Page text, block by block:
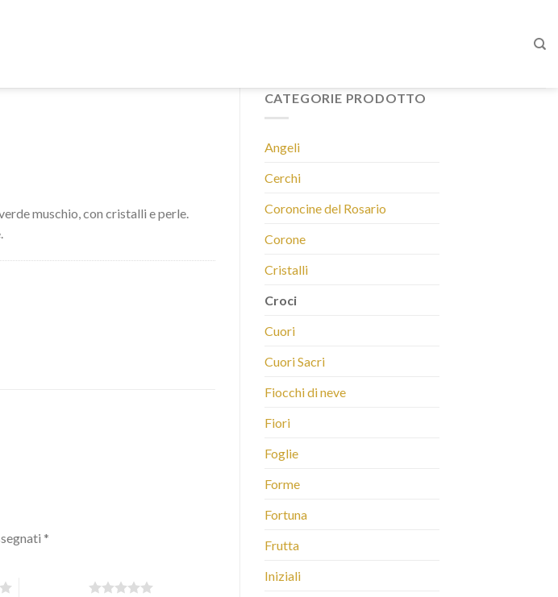
CATEGORIE PRODOTTO
Angeli
Cerchi
Coroncine del Rosario
Corone
Cristalli
Croci
Cuori
Cuori Sacri
Fiocchi di neve
Fiori
Foglie
Forme
Fortuna
Frutta
Iniziali
muschio, con cristalli e perle.
*